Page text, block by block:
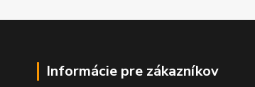
Informácie pre zákazníkov